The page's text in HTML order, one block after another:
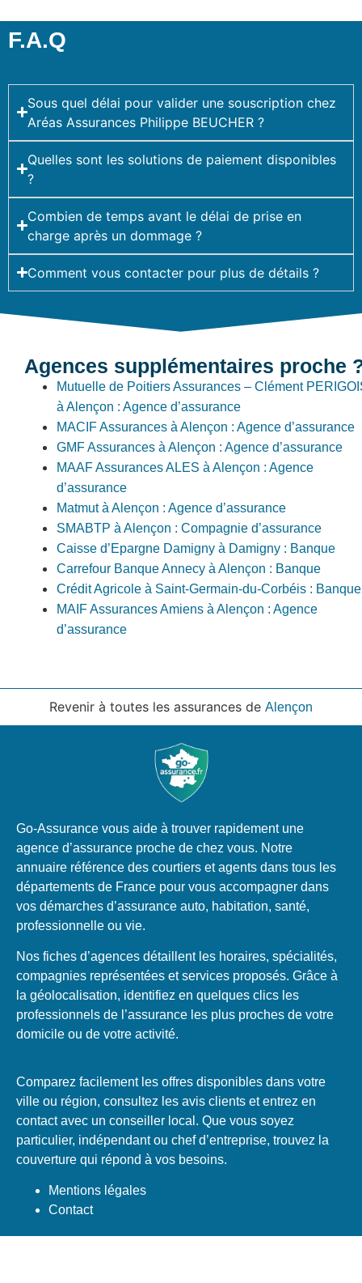
F.A.Q
Sous quel délai pour valider une souscription chez
Aréas Assurances Philippe BEUCHER ?
Quelles sont les solutions de paiement disponibles
?
Combien de temps avant le délai de prise en
charge après un dommage ?
Comment vous contacter pour plus de détails ?
Agences supplémentaires proche
Mutuelle de Poitiers Assurances – Clément
à Alençon : Agence d’assurance
MACIF Assurances à Alençon : Agence d’assurance
GMF Assurances à Alençon : Agence d’assurance
MAAF Assurances ALES à Alençon : Agence
d’assurance
Matmut à Alençon : Agence d’assurance
SMABTP à Alençon : Compagnie d’assurance
Caisse d’Epargne Damigny à Damigny : Banque
Carrefour Banque Annecy à Alençon : Banque
Crédit Agricole à Saint-Germain-du-Corbéis : Banque
MAIF Assurances Amiens à Alençon : Agence
d’assurance
Revenir à toutes les assurances de Alençon
Go-Assurance vous aide à trouver rapidement une
agence d’assurance proche de chez vous. Notre
annuaire référence des courtiers et agents dans tous les
départements de France pour vous accompagner dans
vos démarches d’assurance auto, habitation, santé,
professionnelle ou vie.
Nos fiches d’agences détaillent les horaires, spécialités,
compagnies représentées et services proposés. Grâce à
la géolocalisation, identifiez en quelques clics les
professionnels de l’assurance les plus proches de votre
domicile ou de votre activité.
Comparez facilement les offres disponibles dans votre
ville ou région, consultez les avis clients et entrez en
contact avec un conseiller local. Que vous soyez
particulier, indépendant ou chef d’entreprise, trouvez la
couverture qui répond à vos besoins.
Mentions légales
Contact